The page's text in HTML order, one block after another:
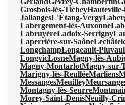
Grosbois-lès-Tichey
JallangesL'Étang-Vergy
Labergement-lès-Auxonne
LabruyèreLadoix-Serrigny
Laperrière-sur-Saône
LongchampLongeault-
LongvicLosneMagny-lès-
Magny-MontarlotMagny-sur-
Marigny-lès-ReulléeMarliens
MessangesMeuilley
Montagny-lès-Seurre
Morey-Saint-DenisNeuilly-